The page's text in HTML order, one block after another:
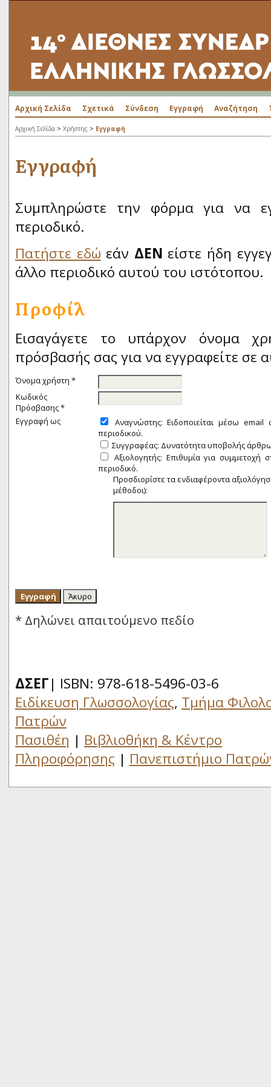
Αρχική Σελίδα Σχετικά Σύνδεση Εγγραφή Αναζήτηση
Αρχική Σελίδα > Χρήστης > Εγγραφή
Εγγραφή
Συμπληρώστε την φόρμα για να
περιοδικό.
Πατήστε εδώ εάν ΔΕΝ είστε ήδη
άλλο περιοδικό αυτού του ιστότοπου.
Προφίλ
Εισαγάγετε το υπάρχον όνομα
πρόσβασής σας για να εγγραφείτε σε
Όνομα χρήστη *
Κωδικός
Πρόσβασης *
Εγγραφή ως
Αναγνώστης: Ειδοποιείται μέσω
περιοδικού.
Συγγραφέας: Δυνατότητα υποβολής
Αξιολογητής: Επιθυμία για συμμετοχή
περιοδικό.
Προσδιορίστε τα ενδιαφέροντα
μέθοδοι):
* Δηλώνει απαιτούμενο πεδίο
ΔΣΕΓ| ISBN: 978-618-5496-03-6
Ειδίκευση Γλωσσολογίας, Τμήμα
Πατρών
Πασιθέη | Βιβλιοθήκη & Κέντρο
Πληροφόρησης | Πανεπιστήμιο